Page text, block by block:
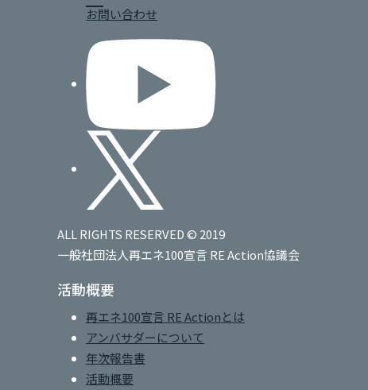
お問い合わせ
ALL RIGHTS RESERVED © 2019
一般社団法人再エネ100宣言 RE Action協議会
活動概要
再エネ100宣言 RE Actionとは
アンバサダーについて
年次報告書
活動概要